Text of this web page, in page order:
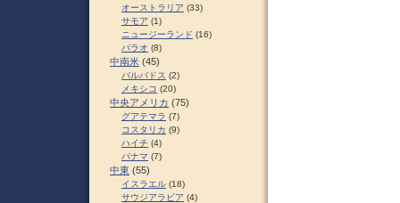
オーストラリア (33)
サモア (1)
ニュージーランド (16)
パラオ (8)
中南米 (45)
バルバドス (2)
メキシコ (20)
中央アメリカ (75)
グアテマラ (7)
コスタリカ (9)
ハイチ (4)
パナマ (7)
中東 (55)
イスラエル (18)
サウジアラビア (4)